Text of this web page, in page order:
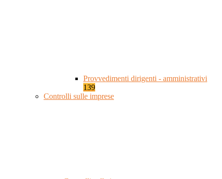
Provvedimenti dirigenti - amministrativi
139
Controlli sulle imprese